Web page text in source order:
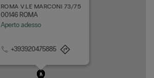
A
B
C
D
ROMA V.LE MARCONI 73/75
00146 ROMA
Aperto adesso
+393920475885